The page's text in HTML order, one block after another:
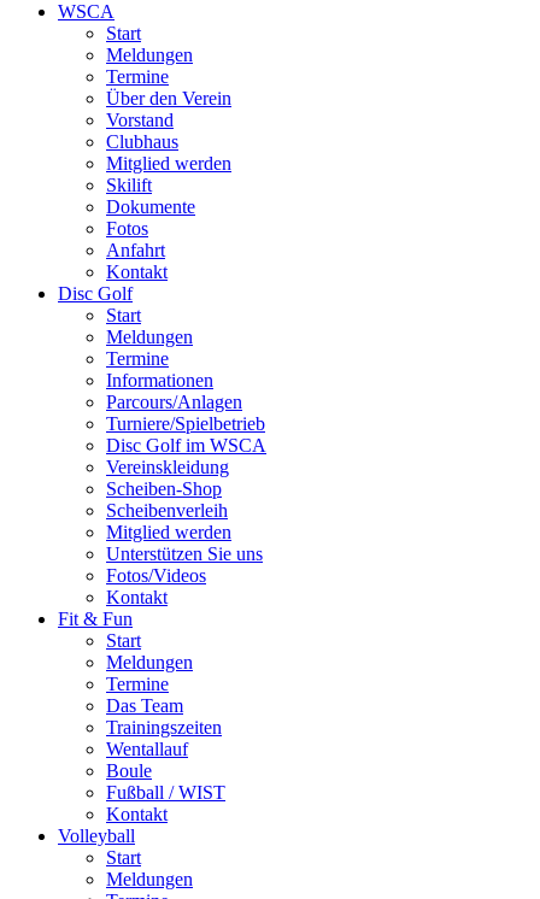
WSCA
Start
Meldungen
Termine
Über den Verein
Vorstand
Clubhaus
Mitglied werden
Skilift
Dokumente
Fotos
Anfahrt
Kontakt
Disc Golf
Start
Meldungen
Termine
Informationen
Parcours/Anlagen
Turniere/Spielbetrieb
Disc Golf im WSCA
Vereinskleidung
Scheiben-Shop
Scheibenverleih
Mitglied werden
Unterstützen Sie uns
Fotos/Videos
Kontakt
Fit & Fun
Start
Meldungen
Termine
Das Team
Trainingszeiten
Wentallauf
Boule
Fußball / WIST
Kontakt
Volleyball
Start
Meldungen